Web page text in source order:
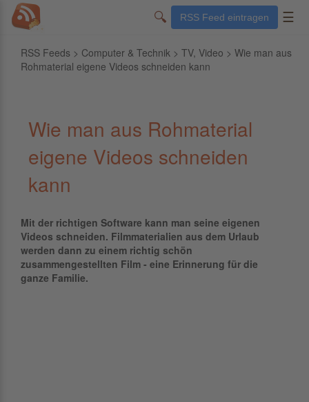
🔍 RSS Feed eintragen ☰
RSS Feeds > Computer & Technik > TV, Video > Wie man aus
Rohmaterial eigene Videos schneiden kann
Wie man aus Rohmaterial
eigene Videos schneiden
kann
Mit der richtigen Software kann man seine eigenen
Videos schneiden. Filmmaterialien aus dem Urlaub
werden dann zu einem richtig schön
zusammengestellten Film - eine Erinnerung für die
ganze Familie.